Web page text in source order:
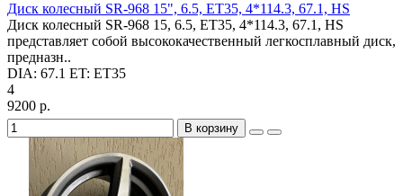
Диск колесный SR-968 15", 6.5, ET35, 4*114.3, 67.1, HS
Диск колесный SR-968 15, 6.5, ET35, 4*114.3, 67.1, HS
представляет собой высококачественный легкосплавный диск,
предназн..
DIA: 67.1 ET: ET35
4
9200 р.
В корзину